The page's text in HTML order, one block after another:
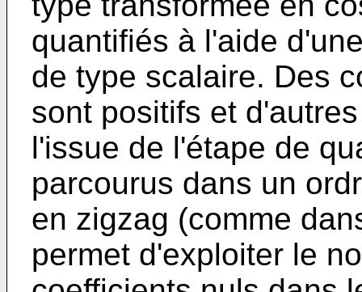
quantifiés à l'aide
de type scalaire. Des
sont positifs et
l'issue de l'étape de
parcourus dans un
en zigzag (comme
permet d'exploiter le